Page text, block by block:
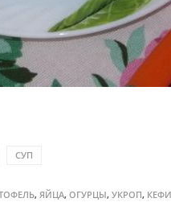
СУП
, ЯЙЦА, ОГУРЦЫ, УКРОП,